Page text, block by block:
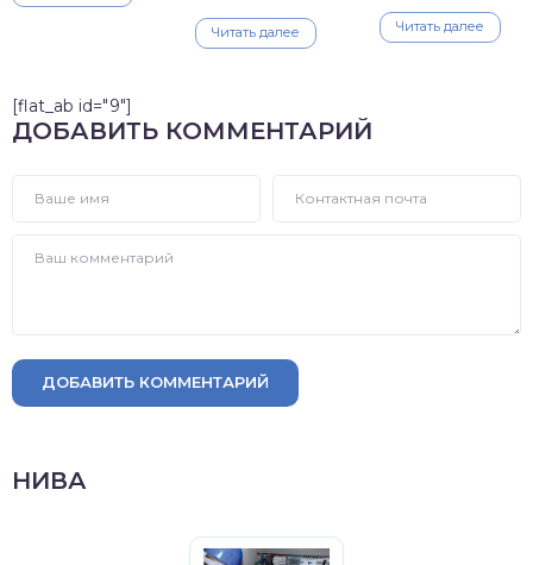
Читать далее Читать далее
[flat_ab id="9"]
ДОБАВИТЬ КОММЕНТАРИЙ
ДОБАВИТЬ КОММЕНТАРИЙ
НИВА